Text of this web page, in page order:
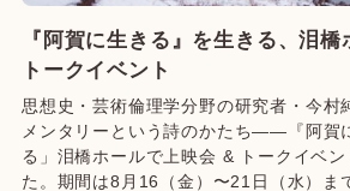
『阿賀に生きる』を生きる、泪
トークイベント
思想史・芸術倫理学分野の研究者・今村
メンタリーという詩のかたち――『阿賀
る」泪橋ホールで上映会 & トークイベ
た。期間は8月16（金）〜21日（水）ま